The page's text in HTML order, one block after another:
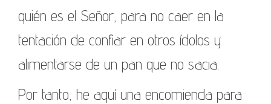
quién es el Señor, para no caer en la
tentación de confiar en otros ídolos y
alimentarse de un pan que no sacia.
Por tanto, he aquí una encomienda para